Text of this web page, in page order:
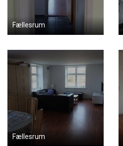
Fællesrum
Fællesrum